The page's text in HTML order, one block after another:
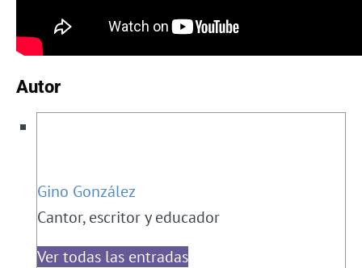
Autor
Gino González
Cantor, escritor y educador
Ver todas las entradas